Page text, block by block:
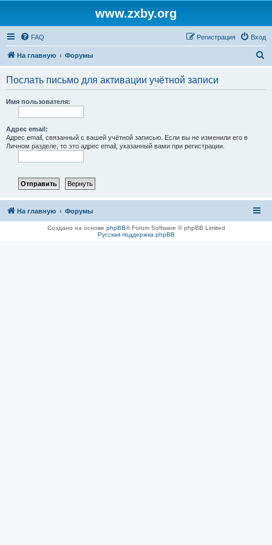
www.zxby.org
FAQ Вход
Регистрация
На главную Форумы
Послать письмо для активации учётной записи
Имя пользователя:
Адрес email:
Адрес email, связанный с вашей учётной записью. Если вы не изменили его в
Личном разделе, то это адрес email, указанный вами при регистрации.
На главную Форумы
Создано на основе phpBB® Forum Software © phpBB Limited
Русская поддержка phpBB